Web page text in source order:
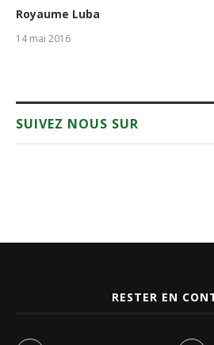
Royaume Luba
14 mai 2016
SUIVEZ NOUS SUR
RESTER EN